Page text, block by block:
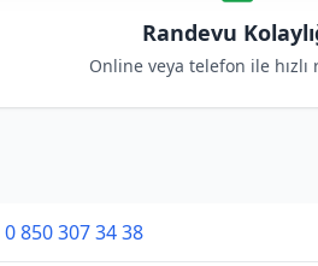
Randevu
Online veya telefon ile hızlı
0 850 307 34 38